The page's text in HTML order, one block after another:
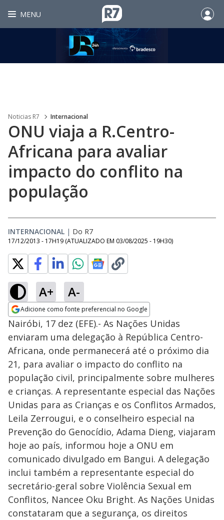
MENU
Noticias R7 Internacional
ONU viaja a R.Centro-
Africana para avaliar
impacto do conflito na
população
INTERNACIONAL | Do R7
17/12/2013 - 17H19 (ATUALIZADO EM 03/08/2025 - 19H30)
A+ A-
Adicione como fonte preferencial no Google
Opens in new window
Nairóbi, 17 dez (EFE).- As Nações Unidas
enviaram uma delegação à República Centro-
Africana, onde permanecerá até o próximo dia
21, para avaliar o impacto do conflito na
população civil, principalmente sobre mulheres
e crianças. A representante especial das Nações
Unidas para as Crianças e os Conflitos Armados,
Leila Zerrougui, e o conselheiro especial na
Prevenção do Genocídio, Adama Dieng, viajaram
hoje ao país, informou hoje a ONU em
comunicado divulgado em Bangui. A delegação
inclui também a representante especial do
secretário-geral sobre Violência Sexual em
Conflitos, Nancee Oku Bright. As Nações Unidas
constataram que a segurança, os direitos